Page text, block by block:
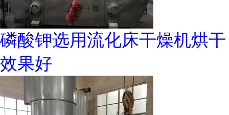
磷酸钾选用流化床干燥机烘干
效果好